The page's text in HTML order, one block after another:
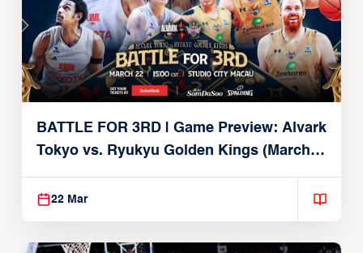
BATTLE FOR 3RD | Game Preview: Alvark
Tokyo vs. Ryukyu Golden Kings (March
22, 2026)
22 Mar